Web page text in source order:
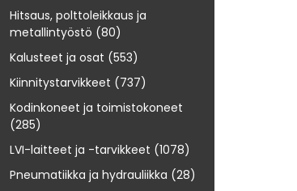
Hitsaus, polttoleikkaus ja
metallintyöstö (80)
Kalusteet ja osat (553)
Kiinnitystarvikkeet (737)
Kodinkoneet ja toimistokoneet
(285)
LVI-laitteet ja -tarvikkeet (1078)
Pneumatiikka ja hydrauliikka (28)